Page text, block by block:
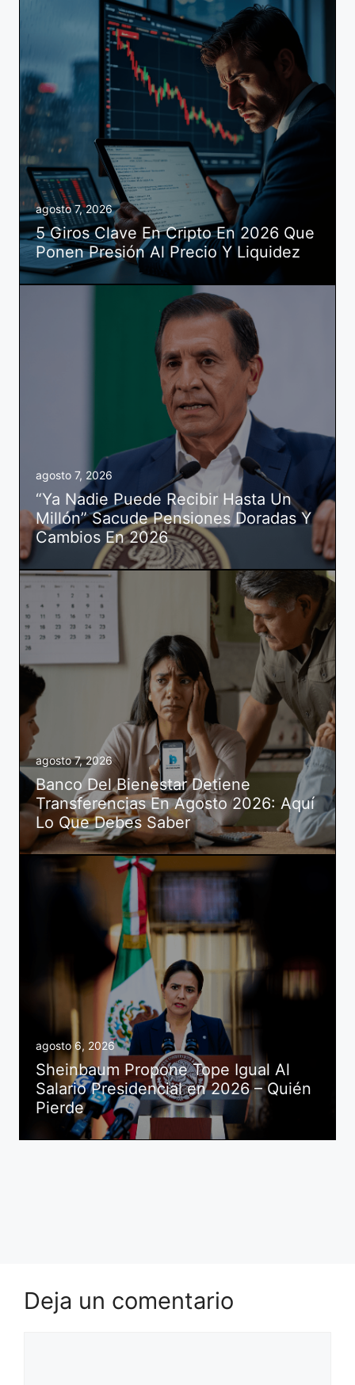
agosto 7, 2026
5 Giros Clave En Cripto En 2026 Que
Ponen Presión Al Precio Y Liquidez
agosto 7, 2026
“Ya Nadie Puede Recibir Hasta Un
Millón” Sacude Pensiones Doradas Y
Cambios En 2026
agosto 7, 2026
Banco Del Bienestar Detiene
Transferencias En Agosto 2026: Aquí
Lo Que Debes Saber
agosto 6, 2026
Sheinbaum Propone Tope Igual Al
Salario Presidencial en 2026 – Quién
Pierde
Deja un comentario